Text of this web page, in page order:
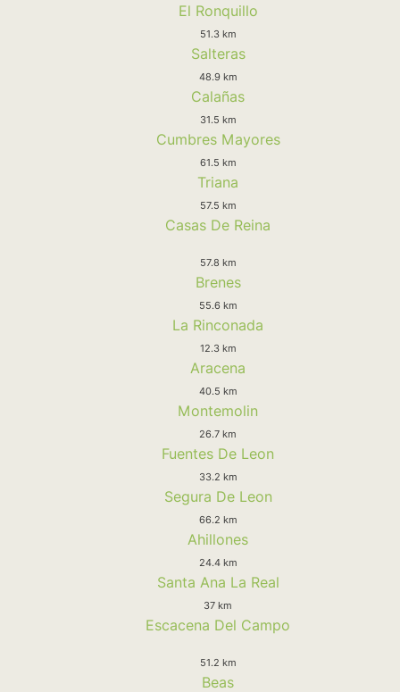
El Ronquillo
51.3 km
Salteras
48.9 km
Calañas
31.5 km
Cumbres Mayores
61.5 km
Triana
57.5 km
Casas De Reina
57.8 km
Brenes
55.6 km
La Rinconada
12.3 km
Aracena
40.5 km
Montemolin
26.7 km
Fuentes De Leon
33.2 km
Segura De Leon
66.2 km
Ahillones
24.4 km
Santa Ana La Real
37 km
Escacena Del Campo
51.2 km
Beas